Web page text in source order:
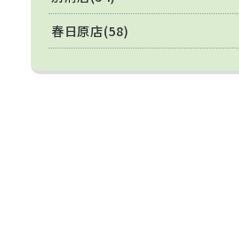
春日原店(58)